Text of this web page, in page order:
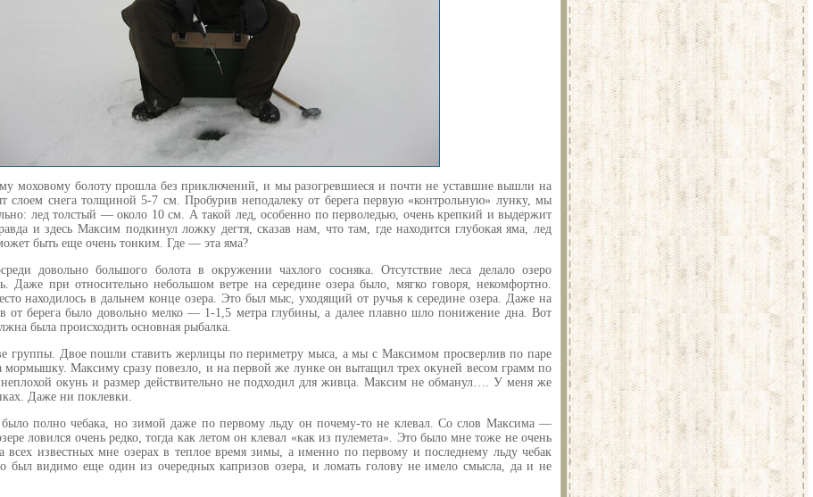
моховому болоту прошла без приключений, и мы разогревшиеся и почти не уставшие вышли на
слоем снега толщиной 5-7 см. Пробурив неподалеку от берега первую «контрольную» лунку, мы
лед толстый — около 10 см. А такой лед, особенно по перволедью, очень крепкий и выдержит
и здесь Максим подкинул ложку дегтя, сказав нам, что там, где находится глубокая яма, лед
быть еще очень тонким. Где — эта яма?
довольно большого болота в окружении чахлого сосняка. Отсутствие леса делало озеро
Даже при относительно небольшом ветре на середине озера было, мягко говоря, некомфортно.
находилось в дальнем конце озера. Это был мыс, уходящий от ручья к середине озера. Даже на
от берега было довольно мелко — 1-1,5 метра глубины, а далее плавно шло понижение дна. Вот
была происходить основная рыбалка.
группы. Двое пошли ставить жерлицы по периметру мыса, а мы с Максимом просверлив по паре
мормышку. Максиму сразу повезло, и на первой же лунке он вытащил трех окуней весом грамм по
окунь и размер действительно не подходил для живца. Максим не обманул…. У меня же
Даже ни поклевки.
было полно чебака, но зимой даже по первому льду он почему-то не клевал. Со слов Максима —
ловился очень редко, тогда как летом он клевал «как из пулемета». Это было мне тоже не очень
всех известных мне озерах в теплое время зимы, а именно по первому и последнему льду чебак
был видимо еще один из очередных капризов озера, и ломать голову не имело смысла, да и не